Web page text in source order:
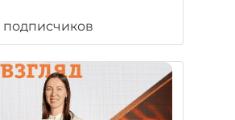
подписчиков